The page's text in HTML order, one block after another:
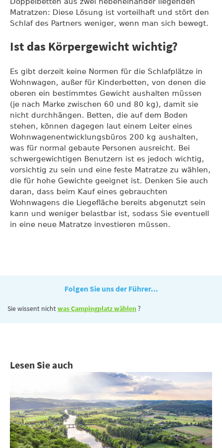
Matratzen: Diese Lösung ist vorteilhaft und stört den
Schlaf des Partners weniger, wenn man sich bewegt.
Ist das Körpergewicht wichtig?
Es gibt derzeit keine Normen für die Schlafplätze in
Wohnwagen, außer für Kinderbetten, von denen die
oberen ein bestimmtes Gewicht aushalten müssen
(je nach Marke zwischen 60 und 80 kg), damit sie
nicht durchhängen. Betten, die auf dem Boden
stehen, können dagegen laut einem Leiter eines
Wohnwagenentwicklungsbüros 200 kg aushalten,
was für normal gebaute Personen ausreicht. Bei
schwergewichtigen Benutzern ist es jedoch wichtig,
vorsichtig zu sein und eine feste Matratze zu wählen,
die für hohe Gewichte geeignet ist. Denken Sie auch
daran, dass beim Kauf eines gebrauchten
Wohnwagens die Liegefläche bereits abgenutzt sein
kann und weniger belastbar ist, sodass Sie eventuell
in eine neue Matratze investieren müssen.
Folgen Sie uns der Führer...
Sie wissent nichtwas Campingplatz wählen?
Lesen Sie auch